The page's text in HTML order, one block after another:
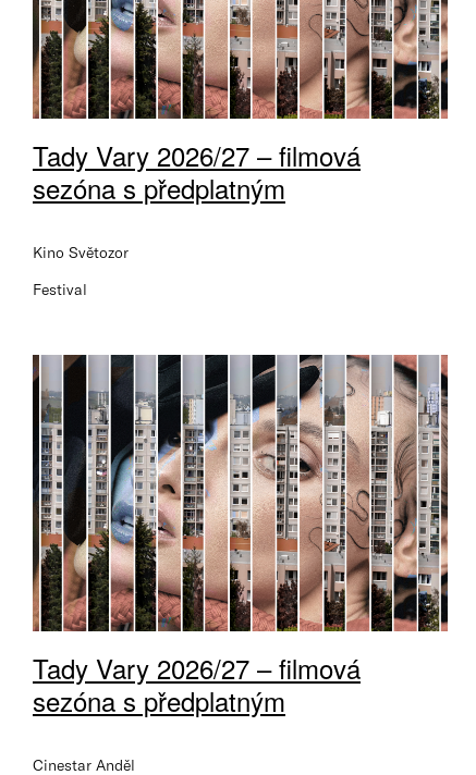
Tady Vary 2026/27 – filmová
sezóna s předplatným
Kino Světozor
Festival
Tady Vary 2026/27 – filmová
sezóna s předplatným
Cinestar Anděl